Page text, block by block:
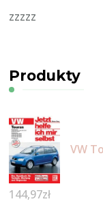
zzzzz
Produkty
VW
144,97zł